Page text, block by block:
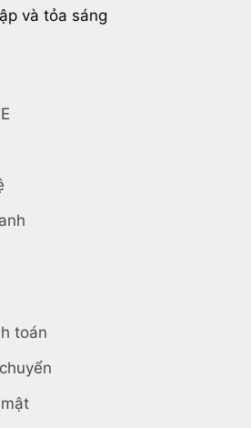
và tỏa sáng
toán